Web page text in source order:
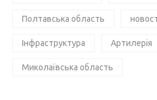
Полтавська область
Інфраструктура Артилерія
Миколаївська область